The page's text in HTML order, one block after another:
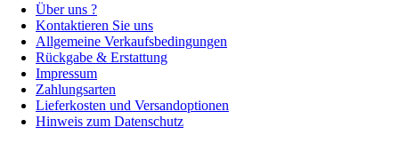
Über uns ?
Kontaktieren Sie uns
Allgemeine Verkaufsbedingungen
Rückgabe & Erstattung
Impressum
Zahlungsarten
Lieferkosten und Versandoptionen
Hinweis zum Datenschutz